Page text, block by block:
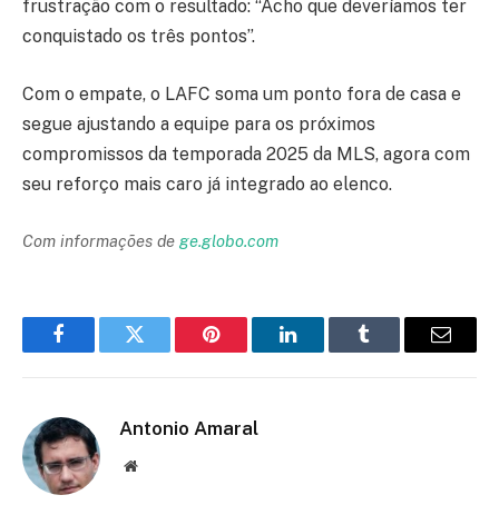
frustração com o resultado: “Acho que deveríamos ter
conquistado os três pontos”.
Com o empate, o LAFC soma um ponto fora de casa e
segue ajustando a equipe para os próximos
compromissos da temporada 2025 da MLS, agora com
seu reforço mais caro já integrado ao elenco.
Com informações de ge.globo.com
FacebookTwitter Pinterest LinkedInTumblr Email
Antonio Amaral
Website